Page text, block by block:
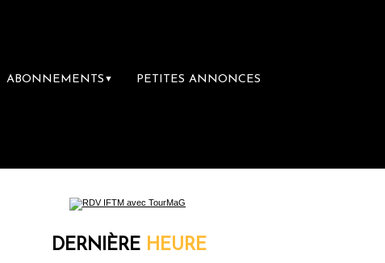
ABONNEMENTS ▼ PETITES ANNONCES
première librairie du voyage
DERNIÈRE HEURE